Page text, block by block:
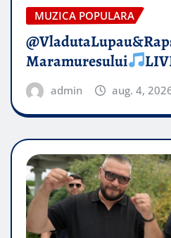
MUZICA POPULARA
Maramuresului
admin aug. 4,